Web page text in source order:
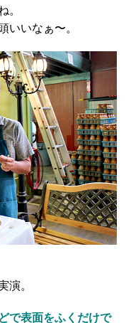
。
いいなぁ〜。
演。
で表面をふくだけで